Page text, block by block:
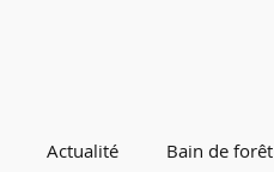
Actualité Bain de forêt